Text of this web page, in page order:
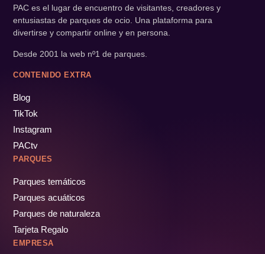
PAC es el lugar de encuentro de visitantes, creadores y
entusiastas de parques de ocio. Una plataforma para
divertirse y compartir online y en persona.
Desde 2001 la web nº1 de parques.
CONTENIDO EXTRA
Blog
TikTok
Instagram
PACtv
PARQUES
Parques temáticos
Parques acuáticos
Parques de naturaleza
Tarjeta Regalo
EMPRESA